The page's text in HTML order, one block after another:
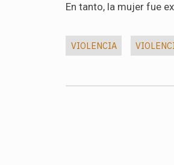
En tanto, la mujer fue
VIOLENCIA